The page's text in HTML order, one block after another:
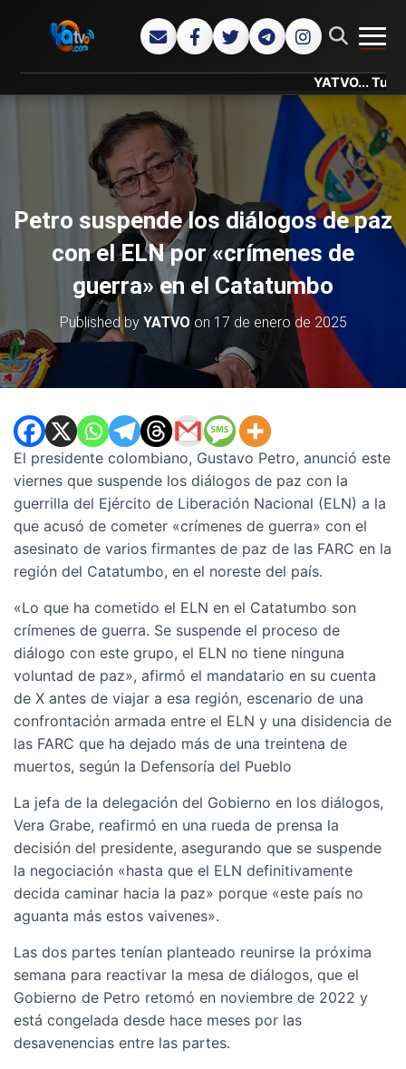
YATVO... Tu Canal
Petro suspende los diálogos de paz
con el ELN por «crímenes de
guerra» en el Catatumbo
Published by YATVOon 17 de enero de 2025
El presidente colombiano, Gustavo Petro, anunció este
viernes que suspende los diálogos de paz con la
guerrilla del Ejército de Liberación Nacional (ELN) a la
que acusó de cometer «crímenes de guerra» con el
asesinato de varios firmantes de paz de las FARC en la
región del Catatumbo, en el noreste del país.
«Lo que ha cometido el ELN en el Catatumbo son
crímenes de guerra. Se suspende el proceso de
diálogo con este grupo, el ELN no tiene ninguna
voluntad de paz», afirmó el mandatario en su cuenta
de X antes de viajar a esa región, escenario de una
confrontación armada entre el ELN y una disidencia de
las FARC que ha dejado más de una treintena de
muertos, según la Defensoría del Pueblo
La jefa de la delegación del Gobierno en los diálogos,
Vera Grabe, reafirmó en una rueda de prensa la
decisión del presidente, asegurando que se suspende
la negociación «hasta que el ELN definitivamente
decida caminar hacia la paz» porque «este país no
aguanta más estos vaivenes».
Las dos partes tenían planteado reunirse la próxima
semana para reactivar la mesa de diálogos, que el
Gobierno de Petro retomó en noviembre de 2022 y
está congelada desde hace meses por las
desavenencias entre las partes.